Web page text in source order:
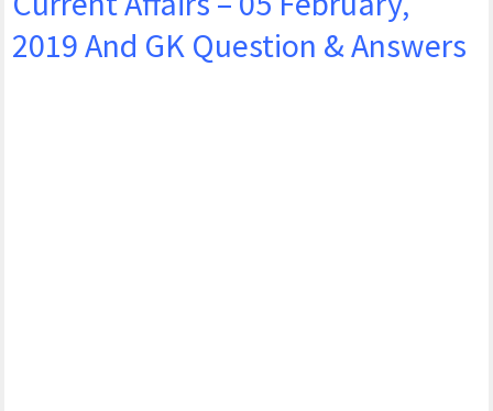
2019 And GK Question & Answers